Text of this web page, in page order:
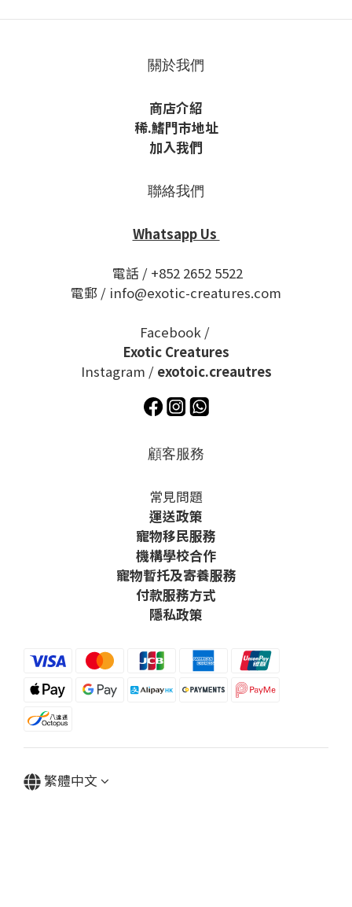
關於我們
商店介紹
稀.鰭門市地址
加入我們
聯絡我們
Whatsapp Us
電話 / +852 2652 5522
電郵 / info@exotic-creatures.com
Facebook /
Exotic Creatures
Instagram / exotoic.creautres
顧客服務
常見問題
運送政策
寵物移民服務
機構學校合作
寵物暫托及寄養服務
付款服務方式
隱私政策
繁體中文